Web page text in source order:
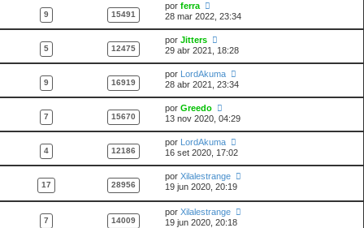
9 15491
por ferra
28 mar 2022, 23:34
5 12475
por Jitters
29 abr 2021, 18:28
9 16919
por
LordAkuma
28 abr 2021, 23:34
7 15670
por Greedo
13 nov 2020, 04:29
4 12186
por
LordAkuma
16 set 2020, 17:02
17 28956
por Xilalestrange
19 jun 2020, 20:19
7 14009
por Xilalestrange
19 jun 2020, 20:18